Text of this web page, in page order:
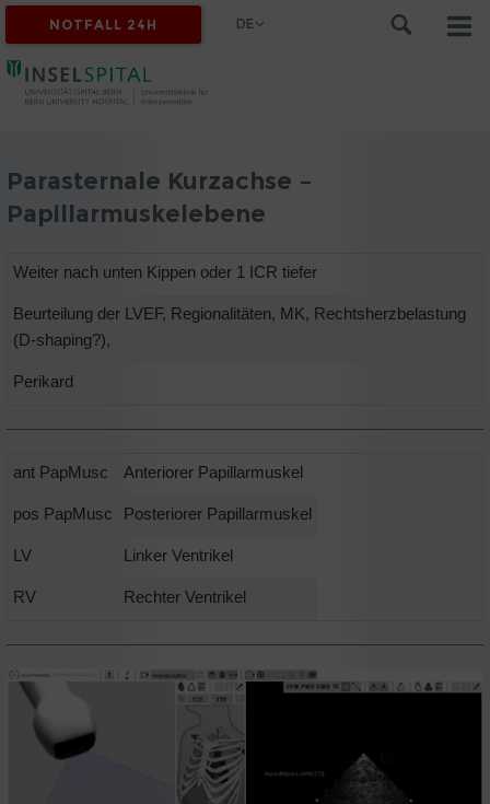
NOTFALL 24H DE
Parasternale Kurzachse –
Papillarmuskelebene
Weiter nach unten Kippen oder 1 ICR tiefer
Beurteilung der LVEF, Regionalitäten, MK, Rechtsherzbelastung
(D-shaping?),
Perikard
ant PapMusc Anteriorer Papillarmuskel
pos PapMusc Posteriorer Papillarmuskel
LV Linker Ventrikel
RV Rechter Ventrikel